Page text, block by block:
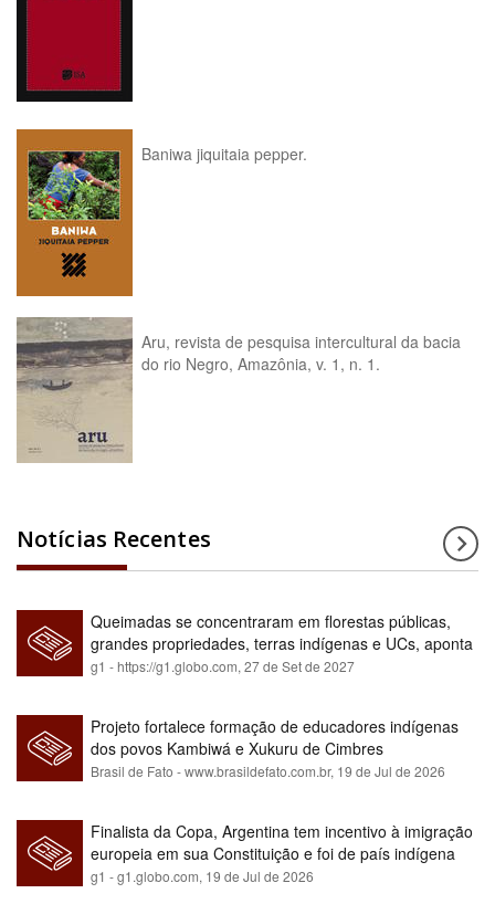
Baniwa jiquitaia pepper.
Aru, revista de pesquisa intercultural da bacia
do rio Negro, Amazônia, v. 1, n. 1.
Notícias Recentes
Queimadas se concentraram em florestas públicas,
grandes propriedades, terras indígenas e UCs, aponta
relatório
g1 - https://g1.globo.com, 27 de Set de 2027
Projeto fortalece formação de educadores indígenas
dos povos Kambiwá e Xukuru de Cimbres
Brasil de Fato - www.brasildefato.com.br, 19 de Jul de 2026
Finalista da Copa, Argentina tem incentivo à imigração
europeia em sua Constituição e foi de país indígena
para maioria branca
g1 - g1.globo.com, 19 de Jul de 2026